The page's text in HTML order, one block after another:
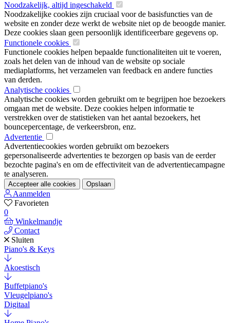
Noodzakelijk, altijd ingeschakeld
Noodzakelijke cookies zijn cruciaal voor de basisfuncties van de
website en zonder deze werkt de website niet op de beoogde manier.
Deze cookies slaan geen persoonlijk identificeerbare gegevens op.
Functionele cookies
Functionele cookies helpen bepaalde functionaliteiten uit te voeren,
zoals het delen van de inhoud van de website op sociale
mediaplatforms, het verzamelen van feedback en andere functies
van derden.
Analytische cookies
Analytische cookies worden gebruikt om te begrijpen hoe bezoekers
omgaan met de website. Deze cookies helpen informatie te
verstrekken over de statistieken van het aantal bezoekers, het
bouncepercentage, de verkeersbron, enz.
Advertentie
Advertentiecookies worden gebruikt om bezoekers
gepersonaliseerde advertenties te bezorgen op basis van de eerder
bezochte pagina's en om de effectiviteit van de advertentiecampagne
te analyseren.
Accepteer alle cookies Opslaan
Aanmelden
Favorieten
0
Winkelmandje
Contact
Sluiten
Piano's & Keys
Akoestisch
Buffetpiano's
Vleugelpiano's
Digitaal